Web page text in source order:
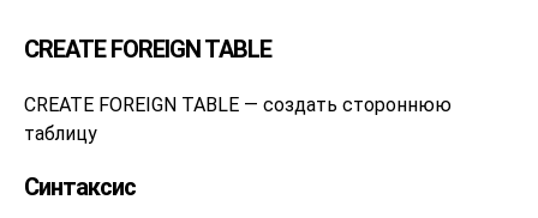
CREATE FOREIGN TABLE
CREATE FOREIGN TABLE — создать стороннюю
таблицу
Синтаксис